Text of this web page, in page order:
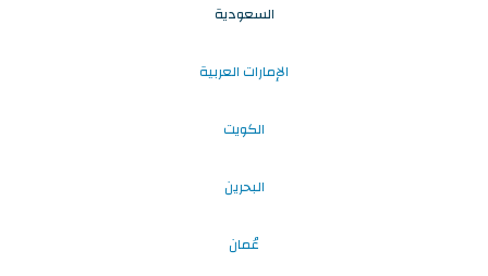
السعودية
الإمارات العربية
الكويت
البحرين
عُمان